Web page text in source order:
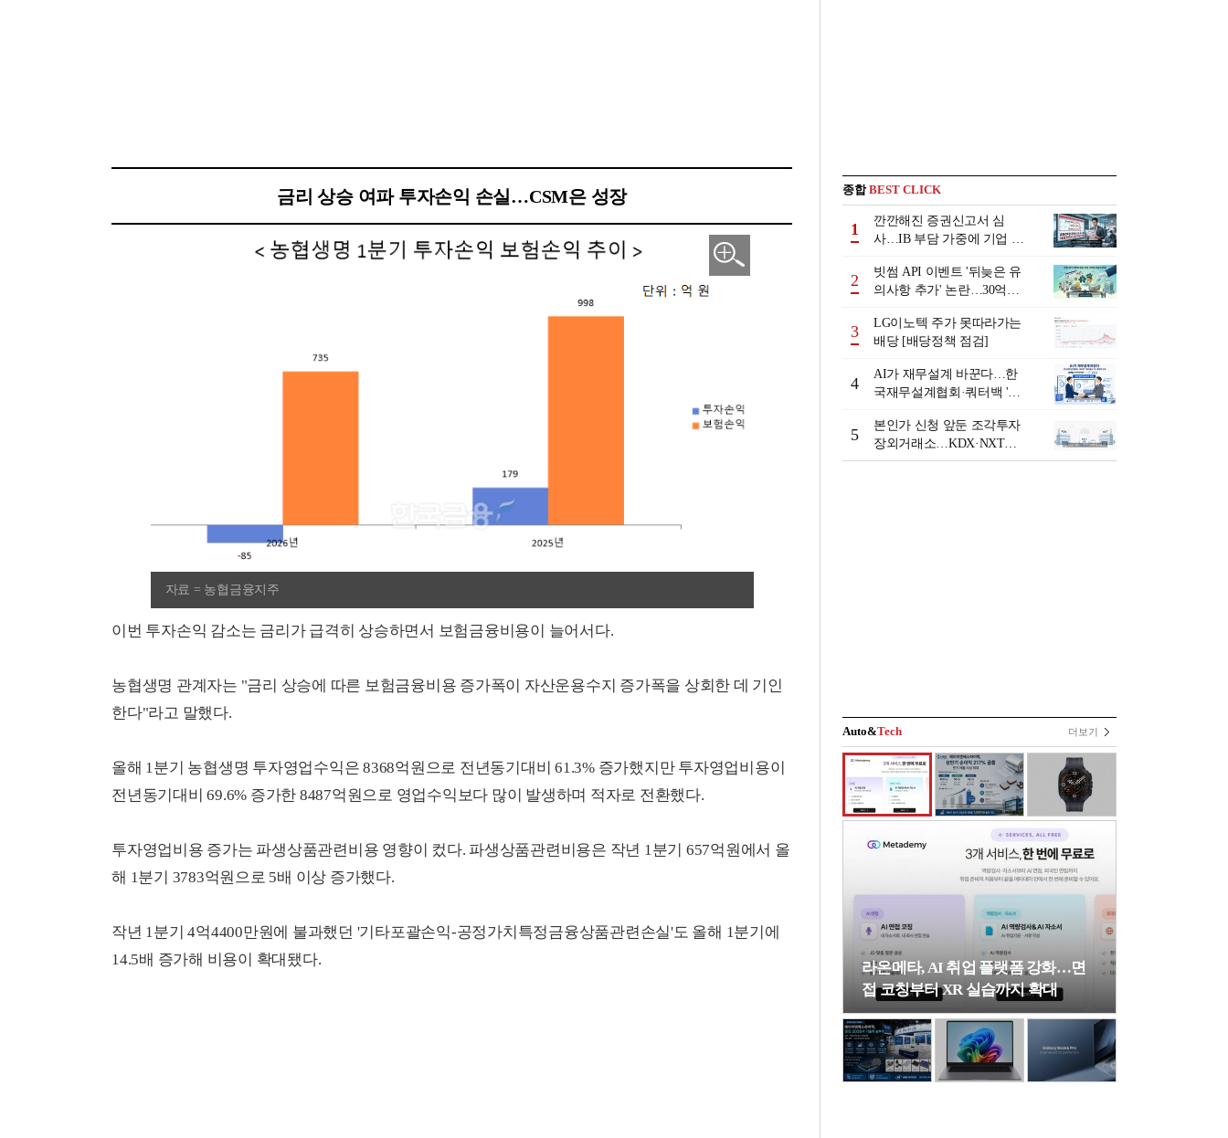
금리 상승 여파 투자손익 손실…CSM은 성장
자료 = 농협금융지주
이번 투자손익 감소는 금리가 급격히 상승하면서 보험금융비용이 늘어서다.
농협생명 관계자는 "금리 상승에 따른 보험금융비용 증가폭이 자산운용수지 증가폭을 상회한 데 기인
한다"라고 말했다.
올해 1분기 농협생명 투자영업수익은 8368억원으로 전년동기대비 61.3% 증가했지만 투자영업비용이
전년동기대비 69.6% 증가한 8487억원으로 영업수익보다 많이 발생하며 적자로 전환했다.
투자영업비용 증가는 파생상품관련비용 영향이 컸다. 파생상품관련비용은 작년 1분기 657억원에서 올
해 1분기 3783억원으로 5배 이상 증가했다.
작년 1분기 4억4400만원에 불과했던 '기타포괄손익-공정가치특정금융상품관련손실'도 올해 1분기에
14.5배 증가해 비용이 확대됐다.
종합BEST CLICK
1
깐깐해진 증권신고서 심
사…IB 부담 가중에 기업 자
2
빗썸 API 이벤트 '뒤늦은 유
의사항 추가' 논란…30억원
발
3
LG이노텍 주가 못따라가는
배당 [배당정책 점검]
4
AI가 재무설계 바꾼다…한
국재무설계협회·쿼터백 '베
5
본인가 신청 앞둔 조각투자
장외거래소…KDX·NXT컨
소 막판 점검 ‘분주’
Auto&Tech 더보기
라온메타, AI 취업 플랫폼 강화…면
접 코칭부터 XR 실습까지 확대